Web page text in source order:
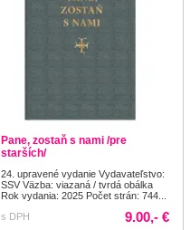
Pane, zostaň s nami /pre
starších/
24. upravené vydanie Vydavateľstvo:
SSV Väzba: viazaná / tvrdá obálka
Rok vydania: 2025 Počet strán: 744...
s DPH
9.00,- €